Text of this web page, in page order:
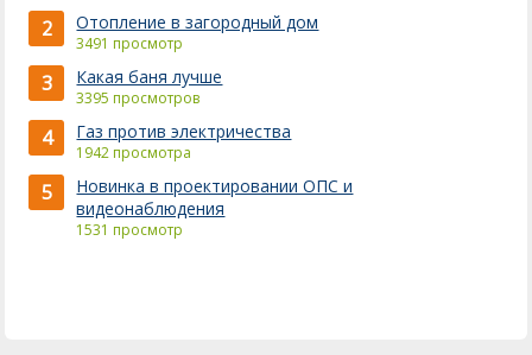
2 Отопление в загородный дом
3491 просмотр
3 Какая баня лучше
3395 просмотров
4 Газ против электричества
1942 просмотра
5
Новинка в проектировании ОПС и
видеонаблюдения
1531 просмотр